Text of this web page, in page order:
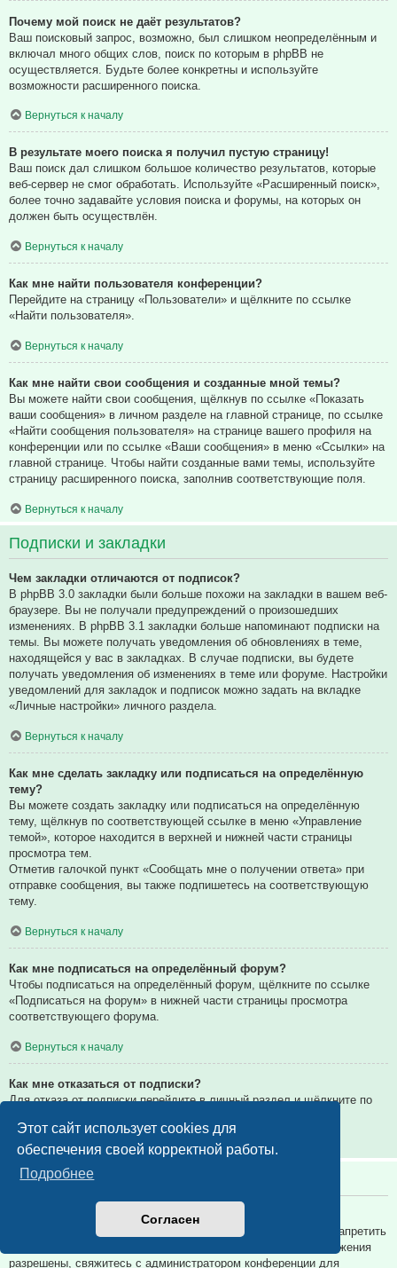
Этот сайт использует cookies для
обеспечения своей корректной работы.
Подробнее
Согласен
Почему мой поиск не даёт результатов?
Ваш поисковый запрос, возможно, был слишком неопределённым и
включал много общих слов, поиск по которым в phpBB не
осуществляется. Будьте более конкретны и используйте
возможности расширенного поиска.
Вернуться к началу
В результате моего поиска я получил пустую страницу!
Ваш поиск дал слишком большое количество результатов, которые
веб-сервер не смог обработать. Используйте «Расширенный поиск»,
более точно задавайте условия поиска и форумы, на которых он
должен быть осуществлён.
Вернуться к началу
Как мне найти пользователя конференции?
Перейдите на страницу «Пользователи» и щёлкните по ссылке
«Найти пользователя».
Вернуться к началу
Как мне найти свои сообщения и созданные мной темы?
Вы можете найти свои сообщения, щёлкнув по ссылке «Показать
ваши сообщения» в личном разделе на главной странице, по ссылке
«Найти сообщения пользователя» на странице вашего профиля на
конференции или по ссылке «Ваши сообщения» в меню «Ссылки» на
главной странице. Чтобы найти созданные вами темы, используйте
страницу расширенного поиска, заполнив соответствующие поля.
Вернуться к началу
Подписки и закладки
Чем закладки отличаются от подписок?
В phpBB 3.0 закладки были больше похожи на закладки в вашем веб-
браузере. Вы не получали предупреждений о произошедших
изменениях. В phpBB 3.1 закладки больше напоминают подписки на
темы. Вы можете получать уведомления об обновлениях в теме,
находящейся у вас в закладках. В случае подписки, вы будете
получать уведомления об изменениях в теме или форуме. Настройки
уведомлений для закладок и подписок можно задать на вкладке
«Личные настройки» личного раздела.
Вернуться к началу
Как мне сделать закладку или подписаться на определённую
тему?
Вы можете создать закладку или подписаться на определённую
тему, щёлкнув по соответствующей ссылке в меню «Управление
темой», которое находится в верхней и нижней части страницы
просмотра тем.
Отметив галочкой пункт «Сообщать мне о получении ответа» при
отправке сообщения, вы также подпишетесь на соответствующую
тему.
Вернуться к началу
Как мне подписаться на определённый форум?
Чтобы подписаться на определённый форум, щёлкните по ссылке
«Подписаться на форум» в нижней части страницы просмотра
соответствующего форума.
Вернуться к началу
Как мне отказаться от подписки?
Для отказа от подписки перейдите в личный раздел и щёлкните по
Вернуться к началу
Вложения
Какие вложения разрешены на этой конференции?
Администратор каждой конференции может разрешить или запретить
определённые типы вложений. Если вы не знаете, какие вложения
разрешены, свяжитесь с администратором конференции для